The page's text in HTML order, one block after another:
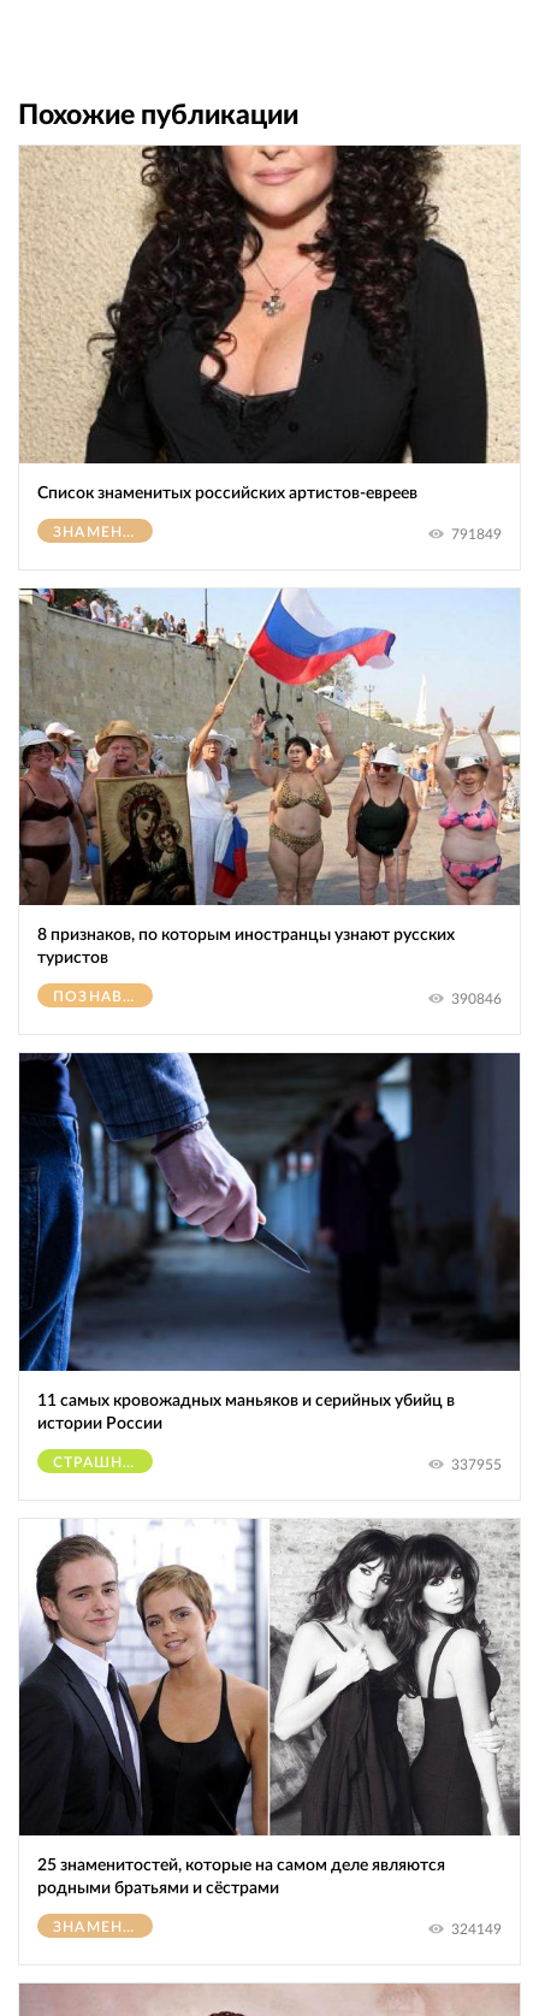
Похожие публикации
Список знаменитых российских артистов-евреев
ЗНАМЕНИТОСТИ 791849
8 признаков, по которым иностранцы узнают русских
туристов
ПОЗНАВАТЕЛЬНОЕ 390846
11 самых кровожадных маньяков и серийных убийц в
истории России
СТРАШНОЕ 337955
25 знаменитостей, которые на самом деле являются
родными братьями и сёстрами
ЗНАМЕНИТОСТИ 324149